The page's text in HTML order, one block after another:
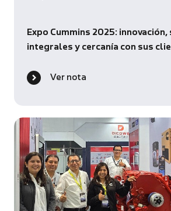
Expo Cummins 2025:
integrales y cercanía con sus
Ver nota